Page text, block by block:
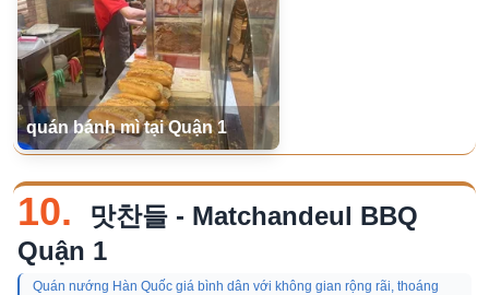
quán bánh mì tại Quận 1
10.
맛찬들 - Matchandeul BBQ
Quận 1
Quán nướng Hàn Quốc giá bình dân với không gian rộng rãi, thoáng